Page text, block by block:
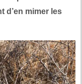
d’en mimer les